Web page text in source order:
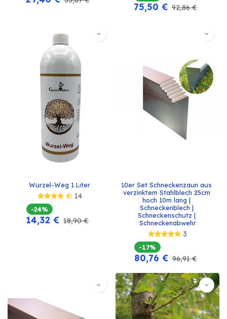
75,50 € 92,86€
Wurzel-Weg 1 Liter
14
-24%
14,32 € 18,90€
10er Set Schneckenzaun aus
verzinktem Stahlblech 25cm
hoch 10m lang |
Schneckenblech |
Schneckenschutz |
Schneckenabwehr
3
-17%
80,76 € 96,91€